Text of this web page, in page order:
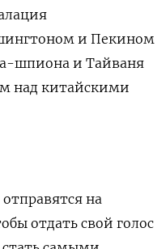
и Пекином
шпиона и Тайваня
над китайскими
на
отдать свой голос